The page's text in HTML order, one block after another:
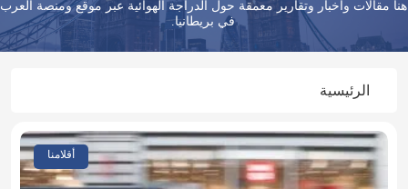
هنا مقالات وأخبار وتقارير معمقة حول الدراجة الهوائية عبر موقع ومنصة العرب
في بريطانيا.
الرئيسية
أقلامنا